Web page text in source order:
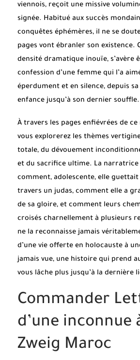
viennois, reçoit une missive
signée. Habitué aux succès
conquêtes éphémères, il ne se
pages vont ébranler son existence.
densité dramatique inouïe, s’avère
confession d’une femme qui l’a
éperdument et en silence, depuis
enfance jusqu’à son dernier souffle.
À travers les pages enfiévrées de
vous explorerez les thèmes
totale, du dévouement
et du sacrifice ultime. La
comment, adolescente, elle guettait
travers un judas, comment elle a
de sa gloire, et comment leurs
croisés charnellement à plusieurs
ne la reconnaisse jamais
d’une vie offerte en holocauste à
jamais vue, une histoire qui prend
vous lâche plus jusqu’à la dernière
Commander
d’une inconnue
Zweig Maroc